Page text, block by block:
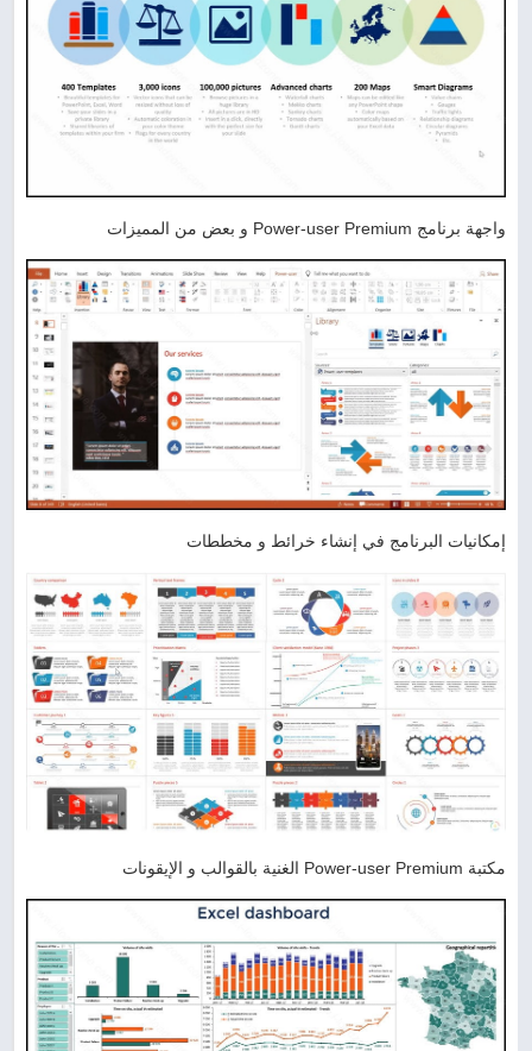
واجهة برنامج Power-user Premium و بعض من المميزات
إمكانيات البرنامج في إنشاء خرائط و مخططات
مكتبة Power-user Premium الغنية بالقوالب و الإيقونات